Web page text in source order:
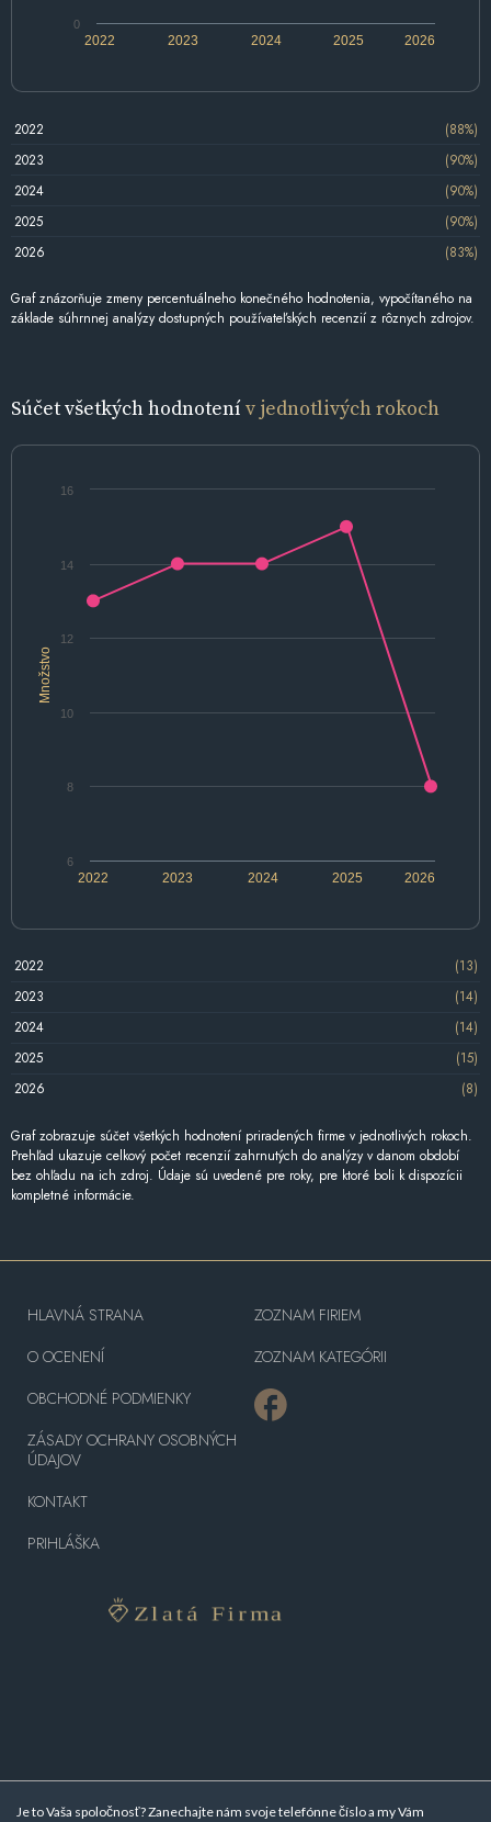
2022 2024 2026
2023 2025
0
2022
(88%)
2023
(90%)
2024
(90%)
2025
(90%)
2026
(83%)
Graf znázorňuje zmeny percentuálneho konečného hodnotenia, vypočítaného na
základe súhrnnej analýzy dostupných používateľských recenzií z rôznych zdrojov.
Súčet všetkých hodnotenív jednotlivých rokoch
Množstvo
2022 2024 2026
2023 2025
6
8
10
12
14
16
2022
(13)
2023
(14)
2024
(14)
2025
(15)
2026
(8)
Graf zobrazuje súčet všetkých hodnotení priradených firme v jednotlivých rokoch.
Prehľad ukazuje celkový počet recenzií zahrnutých do analýzy v danom období
bez ohľadu na ich zdroj. Údaje sú uvedené pre roky, pre ktoré boli k dispozícii
kompletné informácie.
Je to Vaša spoločnosť? Zanechajte nám svoje telefónne číslo a my Vám
HLAVNÁ STRANA
O OCENENÍ
OBCHODNÉ PODMIENKY
ZÁSADY OCHRANY OSOBNÝCH
ÚDAJOV
KONTAKT
PRIHLÁŠKA
ZOZNAM FIRIEM
ZOZNAM KATEGÓRII